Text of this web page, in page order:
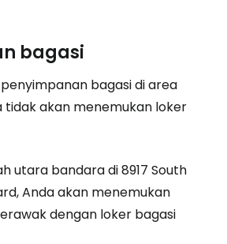
bagasi
bagasi di area
tidak akan menemukan loker
utara bandara di 8917 South
Anda akan menemukan
dengan loker bagasi